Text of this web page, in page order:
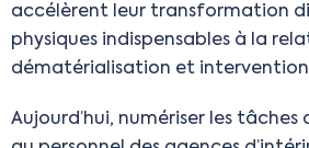
accélèrent leur transformation
physiques indispensables à la
dématérialisation et
Aujourd’hui, numériser les tâches